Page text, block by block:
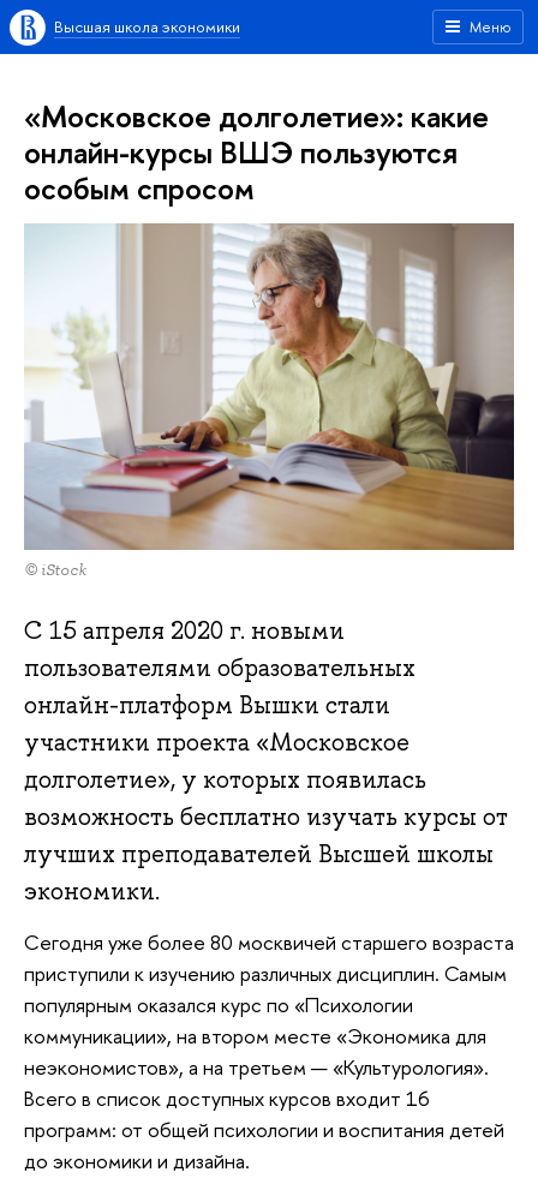
Меню
Высшая школа экономики
«Московское долголетие»: какие
онлайн-курсы ВШЭ пользуются
особым спросом
© iStock
С 15 апреля 2020 г. новыми
пользователями образовательных
онлайн-платформ Вышки стали
участники проекта «Московское
долголетие», у которых появилась
возможность бесплатно изучать курсы от
лучших преподавателей Высшей школы
экономики.
Сегодня уже более 80 москвичей старшего возраста
приступили к изучению различных дисциплин. Самым
популярным оказался курс по «Психологии
коммуникации», на втором месте «Экономика для
неэкономистов», а на третьем — «Культурология».
Всего в список доступных курсов входит 16
программ: от общей психологии и воспитания детей
до экономики и дизайна.